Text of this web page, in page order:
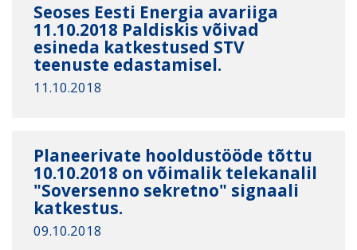
Seoses Eesti Energia avariiga
11.10.2018 Paldiskis võivad
esineda katkestused STV
teenuste edastamisel.
11.10.2018
Planeerivate hooldustööde tõttu
10.10.2018 on võimalik telekanalil
"Soversenno sekretno" signaali
katkestus.
09.10.2018